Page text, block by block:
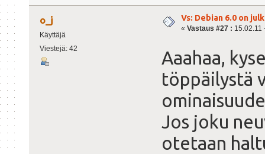
o_j
Käyttäjä
Viestejä: 42
Vs: Debian 6.0 on
« Vastaus #27 : 15.02.11
Aaahaa,
töppäilystä
Jos joku
otetaan